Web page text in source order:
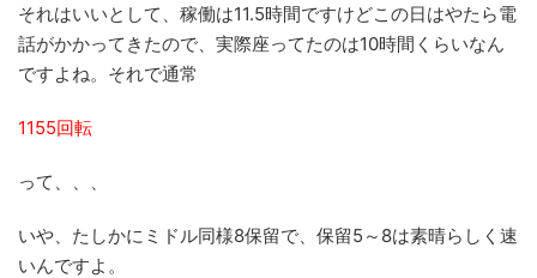
それはいいとして、稼働は11.5時間ですけどこの日はやたら電
話がかかってきたので、実際座ってたのは10時間くらいなん
ですよね。それで通常
1155回転
って、、、
いや、たしかにミドル同様8保留で、保留5～8は素晴らしく速
いんですよ。